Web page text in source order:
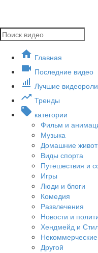
Главная
Последние видео
Лучшие
Тренды
категории
Фильм и
Музыка
Домашние
Виды спорта
Путешествия и
Игры
Люди и блоги
Комедия
Развлечения
Новости и
Хендмейд и
Некоммерческие
Другой